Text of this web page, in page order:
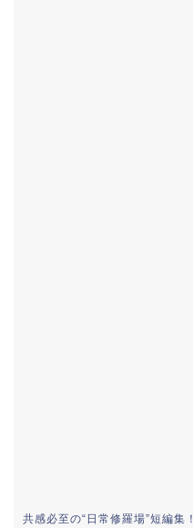
共感必至の“日常修羅場”短編集！